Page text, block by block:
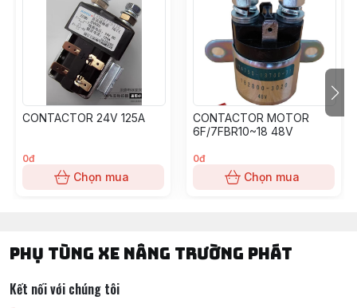
CONTACTOR 24V 125A
0đ
Chọn mua
CONTACTOR MOTOR
6F/7FBR10~18 48V
0đ
Chọn mua
PHỤ TÙNG XE NÂNG TRƯỜNG PHÁT
Kết nối với chúng tôi